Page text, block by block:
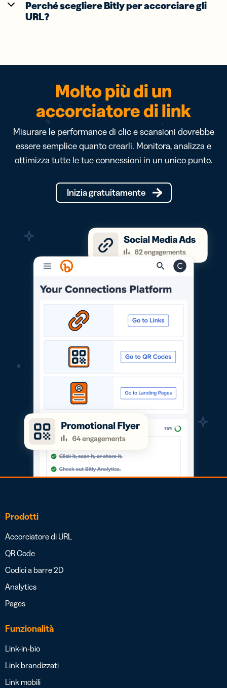
Perché scegliere Bitly per accorciare gli
URL?
Molto più di un
accorciatore di link
Misurare le performance di clic e scansioni dovrebbe
essere semplice quanto crearli. Monitora, analizza e
ottimizza tutte le tue connessioni in un unico punto.
Inizia gratuitamente
Prodotti
Accorciatore di URL
QR Code
Codici a barre 2D
Analytics
Pages
Funzionalità
Link-in-bio
Link brandizzati
Link mobili